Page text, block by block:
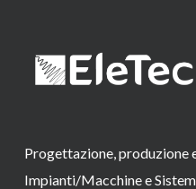
Progettazione, produzione
Impianti/Macchine e